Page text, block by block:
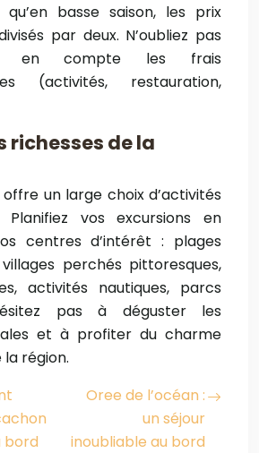
basse saison, les prix
par deux. N’oubliez pas
en compte les frais
(activités, restauration,
richesses de la
offre un large choix d’activités
vos excursions en
centres d’intérêt : plages
villages perchés pittoresques,
activités nautiques, parcs
pas à déguster les
et à profiter du charme
région.
bord
Oree de l’océan :
un séjour
inoubliable au bord